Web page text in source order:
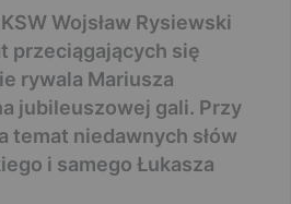
Wojsław Rysiewski
przeciągających się
rywala Mariusza
jubileuszowej gali. Przy
temat niedawnych słów
i samego Łukasza